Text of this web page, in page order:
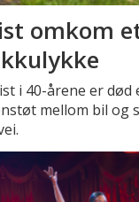
omkom
i 40-årene er død
mellom bil og